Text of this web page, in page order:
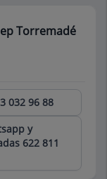
Torremadé
032 96 88
y
622 811